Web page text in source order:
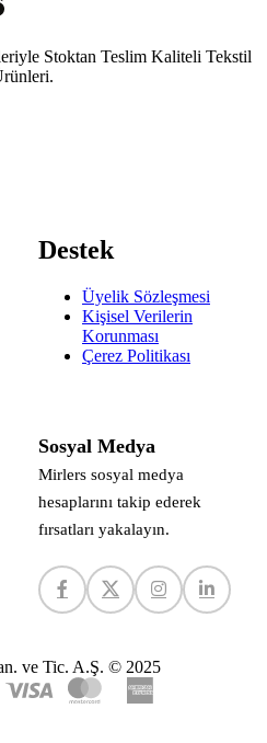
Stoktan Teslim Kaliteli Tekstil
Destek
Üyelik Sözleşmesi
Kişisel Verilerin
Korunması
Çerez Politikası
Sosyal Medya
Mirlers sosyal medya
hesaplarını takip ederek
fırsatları yakalayın.
ve Tic. A.Ş. © 2025